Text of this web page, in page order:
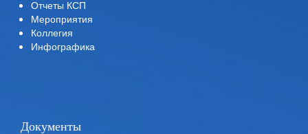
Отчеты КСП
Мероприятия
Коллегия
Инфографика
Документы